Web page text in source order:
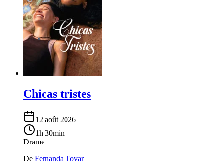
Chicas tristes
12 août 2026
1h 30min
Drame
De Fernanda Tovar